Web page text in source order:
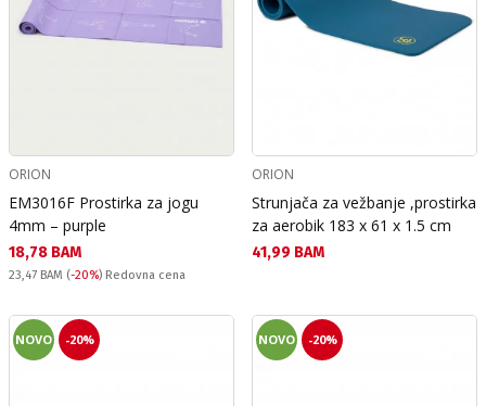
ORION
EM3016F Prostirka za jogu
4mm – purple
Текуща цена:
18,78 BAM
Redovna cena:
23,47 BAM (-20%) Redovna cena
ORION
Strunjača za vežbanje ,prostirka
za aerobik 183 x 61 x 1.5 cm
Текуща цена:
41,99 BAM
NOVO -20% NOVO -20%